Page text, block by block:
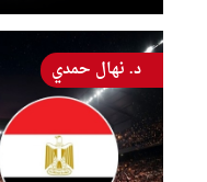
د. نهال حمدي